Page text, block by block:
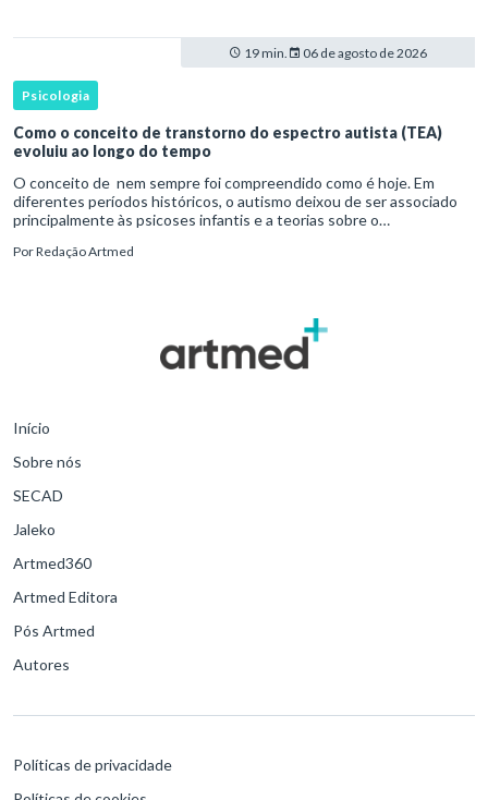
19 min. 06 de agosto de 2026
Psicologia
Como o conceito de transtorno do espectro autista (TEA)
evoluiu ao longo do tempo
O conceito de nem sempre foi compreendido como é hoje. Em
diferentes períodos históricos, o autismo deixou de ser associado
principalmente às psicoses infantis e a teorias sobre o
transtorno do des
PorRedação Artmed
Início
Sobre nós
SECAD
Jaleko
Artmed360
Artmed Editora
Pós Artmed
Autores
Políticas de privacidade